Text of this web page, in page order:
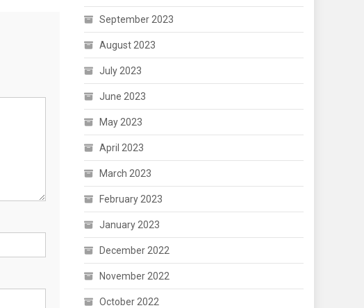
September 2023
August 2023
July 2023
June 2023
May 2023
April 2023
March 2023
February 2023
January 2023
December 2022
November 2022
October 2022